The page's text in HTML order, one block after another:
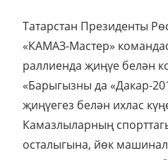
Татарстан Президенты
«КАМАЗ-Мастер»
раллиенда җиңүе белән
«Барыгызны да «Дакар-
җиңүегез белән ихлас
Камазлыларның
осталыгына, йөк